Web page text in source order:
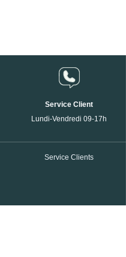
Service Client
Lundi-Vendredi 09-17h
Service Clients